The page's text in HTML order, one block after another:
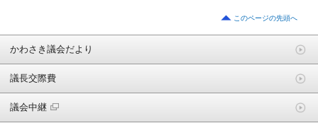
このページの先頭へ
かわさき議会だより
議長交際費
議会中継